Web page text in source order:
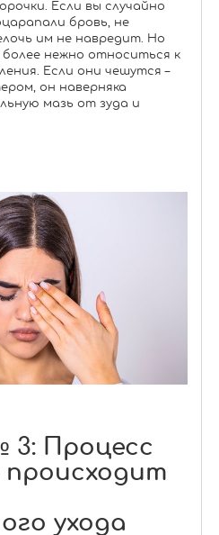
Если вы случайно
бровь, не
им не навредит. Но
нежно относиться к
Если они чешутся –
он наверняка
мазь от зуда и
3: Процесс
происходит
ухода